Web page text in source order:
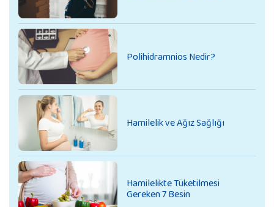
Polihidramnios Nedir?
Hamilelik ve Ağız Sağlığı
Hamilelikte Tüketilmesi
Gereken 7 Besin